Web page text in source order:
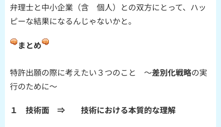
弁理士と中小企業（含 個人）との双方にとって、ハッ
ピーな結果になるんじゃないかと。
まとめ
特許出願の際に考えたい３つのこと ～差別化戦略の実
行のために～
１ 技術面 ⇒ 技術における本質的な理解